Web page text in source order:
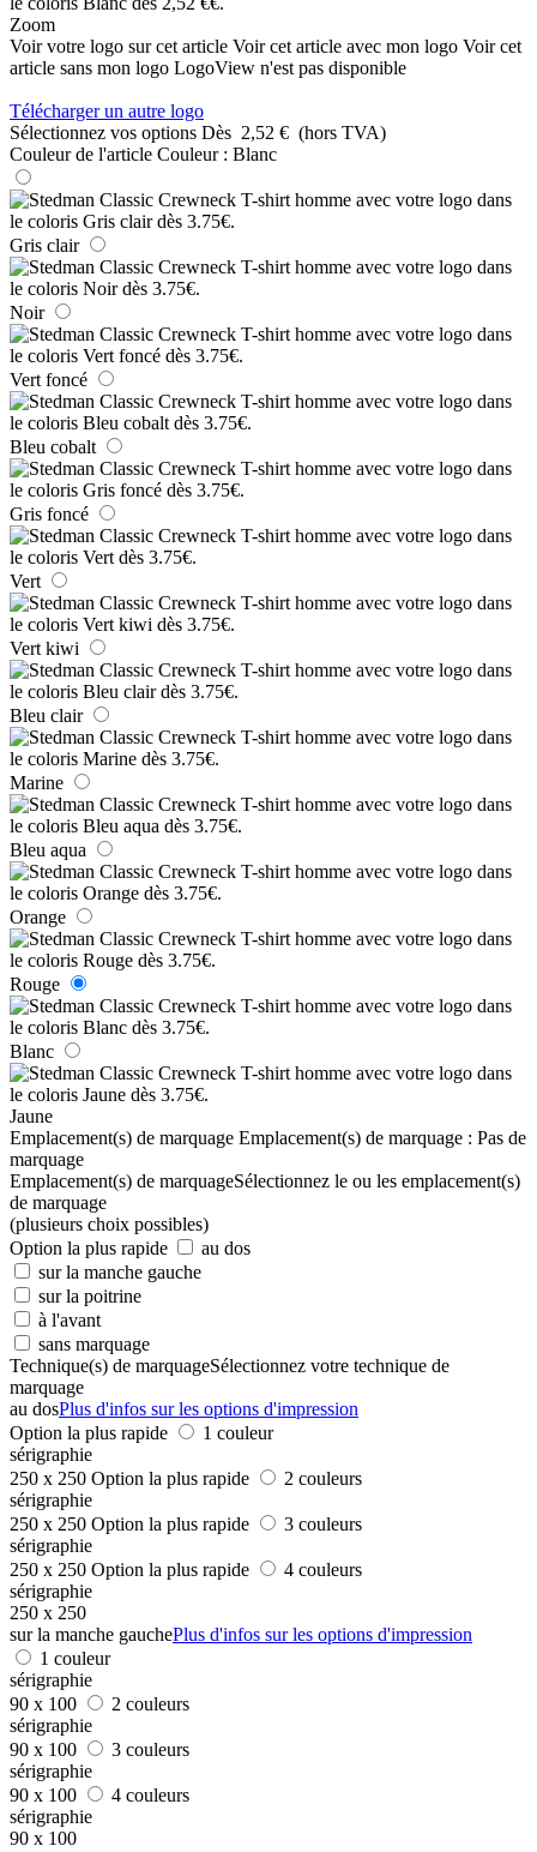
Zoom
Voir votre logo sur cet article Voir cet article avec mon logo Voir cet
article sans mon logo LogoView n'est pas disponible
Télécharger un autre logo
Sélectionnez vos options Dès 2,52 € (hors TVA)
Couleur de l'article Couleur : Blanc
Gris clair
Noir
Vert foncé
Bleu cobalt
Gris foncé
Vert
Vert kiwi
Bleu clair
Marine
Bleu aqua
Orange
Rouge
Blanc
Jaune
Emplacement(s) de marquage Emplacement(s) de marquage : Pas de
marquage
Emplacement(s) de marquageSélectionnez le ou les emplacement(s)
de marquage
(plusieurs choix possibles)
Option la plus rapide
au dos
sur la manche gauche
sur la poitrine
à l'avant
sans marquage
Technique(s) de marquageSélectionnez votre technique de
marquage
au dosPlus d'infos sur les options d'impression
Option la plus rapide
1 couleur
sérigraphie
250 x 250 Option la plus rapide
2 couleurs
sérigraphie
250 x 250 Option la plus rapide
3 couleurs
sérigraphie
250 x 250 Option la plus rapide
4 couleurs
sérigraphie
250 x 250
sur la manche gauchePlus d'infos sur les options d'impression
1 couleur
sérigraphie
90 x 100
2 couleurs
sérigraphie
90 x 100
3 couleurs
sérigraphie
90 x 100
4 couleurs
sérigraphie
90 x 100